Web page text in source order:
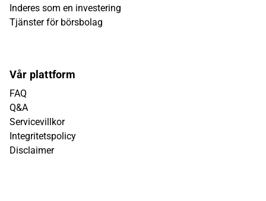
Inderes som en investering
Tjänster för börsbolag
Vår plattform
FAQ
Q&A
Servicevillkor
Integritetspolicy
Disclaimer